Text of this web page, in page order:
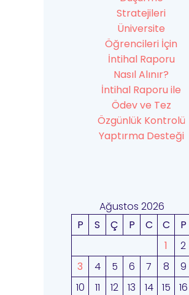
Stratejileri
Üniversite
Öğrencileri İçin
İntihal Raporu
Nasıl Alınır?
İntihal Raporu ile
Ödev ve Tez
Özgünlük Kontrolü
Yaptırma Desteği
Ağustos 2026
P
S Ç P C C
P
1
2
3
4 5 6 7 8
9
10
11 12 13 14 15
16